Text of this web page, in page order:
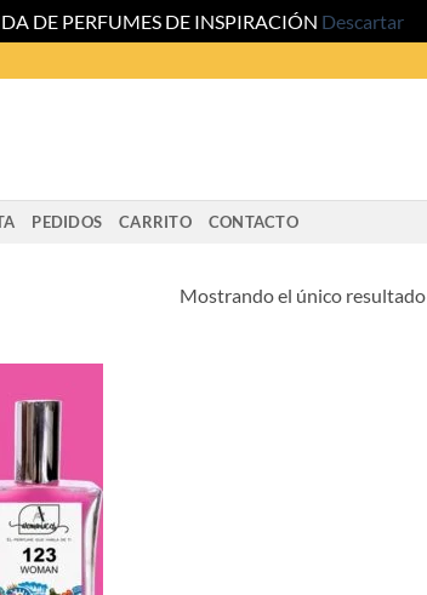
DE PERFUMES DE INSPIRACIÓN Descartar
PEDIDOS CARRITO CONTACTO
Mostrando el único resultado